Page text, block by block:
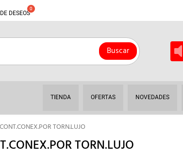
DESEOS
Buscar
TIENDA OFERTAS NOVEDADES
TORN.LUJO
TORN.LUJO